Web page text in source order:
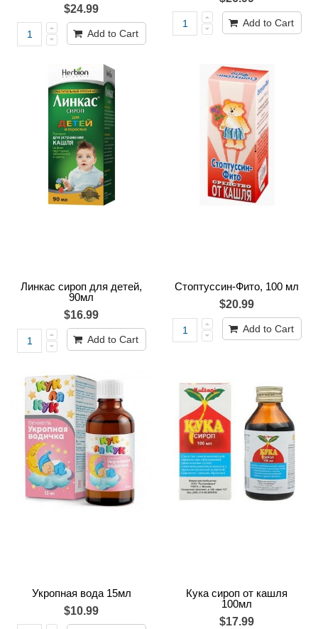
$24.99
Add to Cart
Add to Cart
Линкас сироп для детей,
90мл
$16.99
Add to Cart
Стоптуссин-Фито, 100 мл
$20.99
Add to Cart
Укропная вода 15мл
$10.99
Кука сироп от кашля
100мл
$17.99